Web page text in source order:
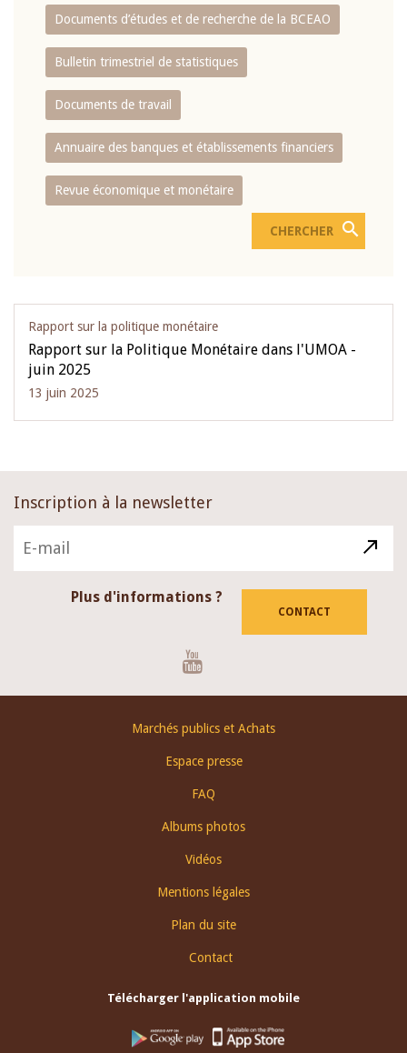
Documents d’études et de recherche de la BCEAO
Bulletin trimestriel de statistiques
Documents de travail
Annuaire des banques et établissements financiers
Revue économique et monétaire
Rapport sur la politique monétaire
Rapport sur la Politique Monétaire dans l'UMOA -
juin 2025
13 juin 2025
Inscription à la newsletter
Plus d'informations ?
CONTACT
Marchés publics et Achats
Espace presse
FAQ
Albums photos
Vidéos
Mentions légales
Plan du site
Contact
Télécharger l'application mobile